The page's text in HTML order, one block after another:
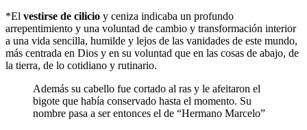
*El vestirse de cilicio y ceniza indicaba un profundo
arrepentimiento y una voluntad de cambio y transformación interior
a una vida sencilla, humilde y lejos de las vanidades de este mundo,
más centrada en Dios y en su voluntad que en las cosas de abajo, de
la tierra, de lo cotidiano y rutinario.
Además su cabello fue cortado al ras y le afeitaron el
bigote que había conservado hasta el momento. Su
nombre pasa a ser entonces el de “Hermano Marcelo”